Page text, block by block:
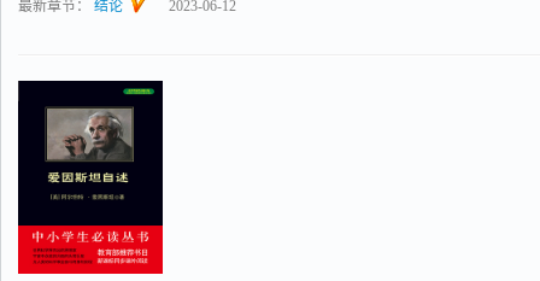
最新章节： 结论 2023-06-12